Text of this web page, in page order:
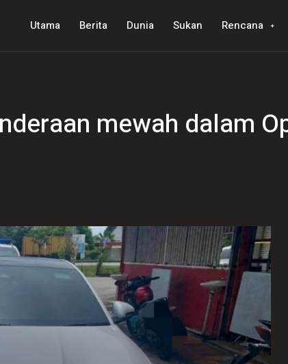
Utama Berita Dunia Sukan Rencana
mewah dalam